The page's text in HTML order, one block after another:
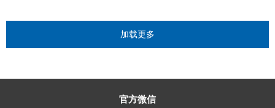
加载更多
官方微信